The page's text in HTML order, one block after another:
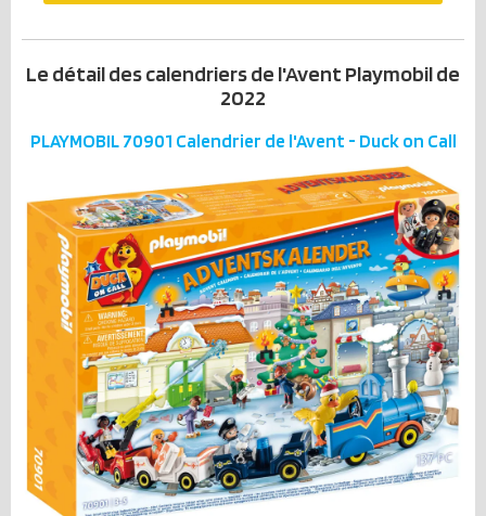
Le détail des calendriers de l'Avent Playmobil de
2022
PLAYMOBIL 70901 Calendrier de l'Avent - Duck on Call